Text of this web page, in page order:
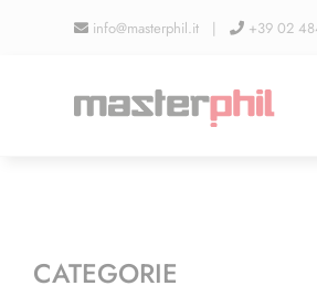
info@masterphil.it | +39 02
CATEGORIE